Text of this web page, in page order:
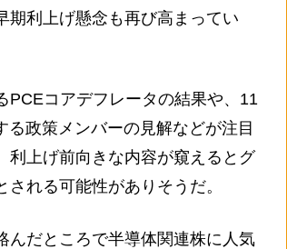
期利上げ懸念も再び高まってい
コアデフレータの結果や、11
政策メンバーの見解などが注目
利上げ前向きな内容が窺えるとグ
れる可能性がありそうだ。
だところで半導体関連株に人気